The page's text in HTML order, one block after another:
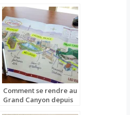
Comment se rendre au
Grand Canyon depuis